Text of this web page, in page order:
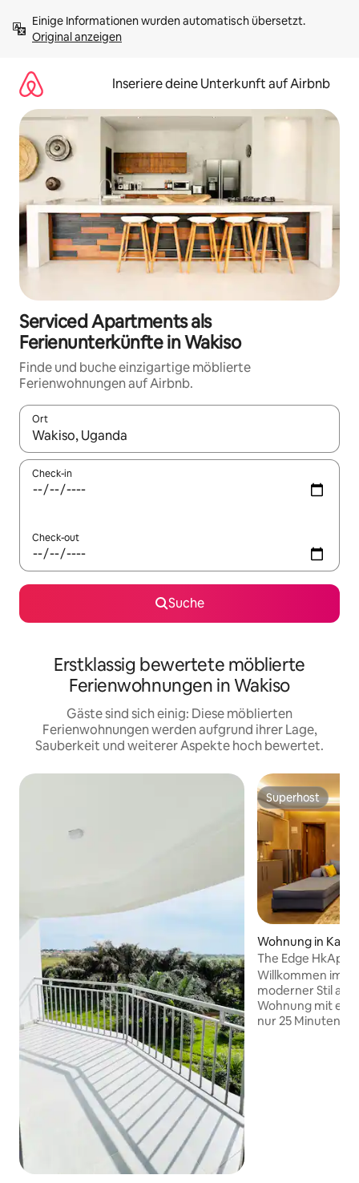
Inhalten
springenOriginal anzeigen
Inseriere deine Unterkunft auf Airbnb
Serviced Apartments als
Ferienunterkünfte in Wakiso
Finde und buche einzigartige möblierte
Ferienwohnungen auf Airbnb.
Ort
Wenn Ergebnisse verfügbar sind, navigiere mit den
Check-in
Check-out
Suche
Erstklassig bewertete möblierte
Ferienwohnungen in Wakiso
Gäste sind sich einig: Diese möblierten
Ferienwohnungen werden aufgrund ihrer Lage,
Sauberkeit und weiterer Aspekte hoch bewertet.
Superhost
Superhost
Wohnung in
The Edge HkApt
Willkommen im
moderner Stil
Wohnung mit
nur 25 Minuten